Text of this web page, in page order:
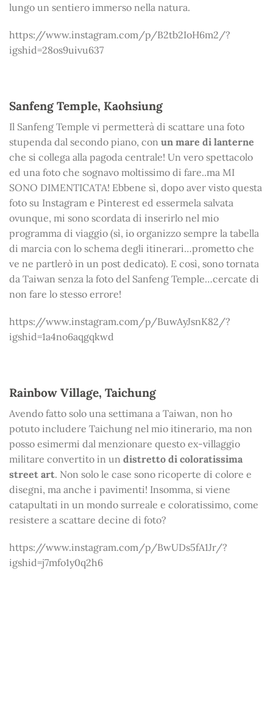
lungo un sentiero immerso nella natura.
https://www.instagram.com/p/B2tb2IoH6m2/?
igshid=28os9uivu637
Sanfeng Temple, Kaohsiung
Il Sanfeng Temple vi permetterà di scattare una foto
stupenda dal secondo piano, con un mare di lanterne
che si collega alla pagoda centrale! Un vero spettacolo
ed una foto che sognavo moltissimo di fare..ma MI
SONO DIMENTICATA! Ebbene sì, dopo aver visto questa
foto su Instagram e Pinterest ed essermela salvata
ovunque, mi sono scordata di inserirlo nel mio
programma di viaggio (sì, io organizzo sempre la tabella
di marcia con lo schema degli itinerari…prometto che
ve ne partlerò in un post dedicato). E così, sono tornata
da Taiwan senza la foto del Sanfeng Temple…cercate di
non fare lo stesso errore!
https://www.instagram.com/p/BuwAyJsnK82/?
igshid=1a4no6aqgqkwd
Rainbow Village, Taichung
Avendo fatto solo una settimana a Taiwan, non ho
potuto includere Taichung nel mio itinerario, ma non
posso esimermi dal menzionare questo ex-villaggio
militare convertito in un distretto di coloratissima
street art. Non solo le case sono ricoperte di colore e
disegni, ma anche i pavimenti! Insomma, si viene
catapultati in un mondo surreale e coloratissimo, come
resistere a scattare decine di foto?
https://www.instagram.com/p/BwUDs5fA1Jr/?
igshid=j7mfo1y0q2h6